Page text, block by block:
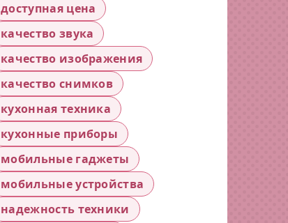
доступная цена
качество звука
качество изображения
качество снимков
кухонная техника
кухонные приборы
мобильные гаджеты
мобильные устройства
надежность техники